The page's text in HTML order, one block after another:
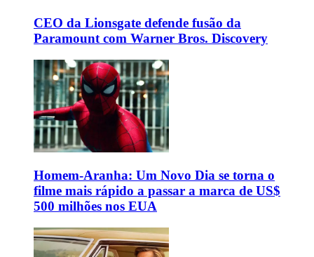
CEO da Lionsgate defende fusão da
Paramount com Warner Bros. Discovery
Homem-Aranha: Um Novo Dia se torna o
filme mais rápido a passar a marca de US$
500 milhões nos EUA